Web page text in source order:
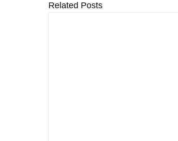
Related Posts